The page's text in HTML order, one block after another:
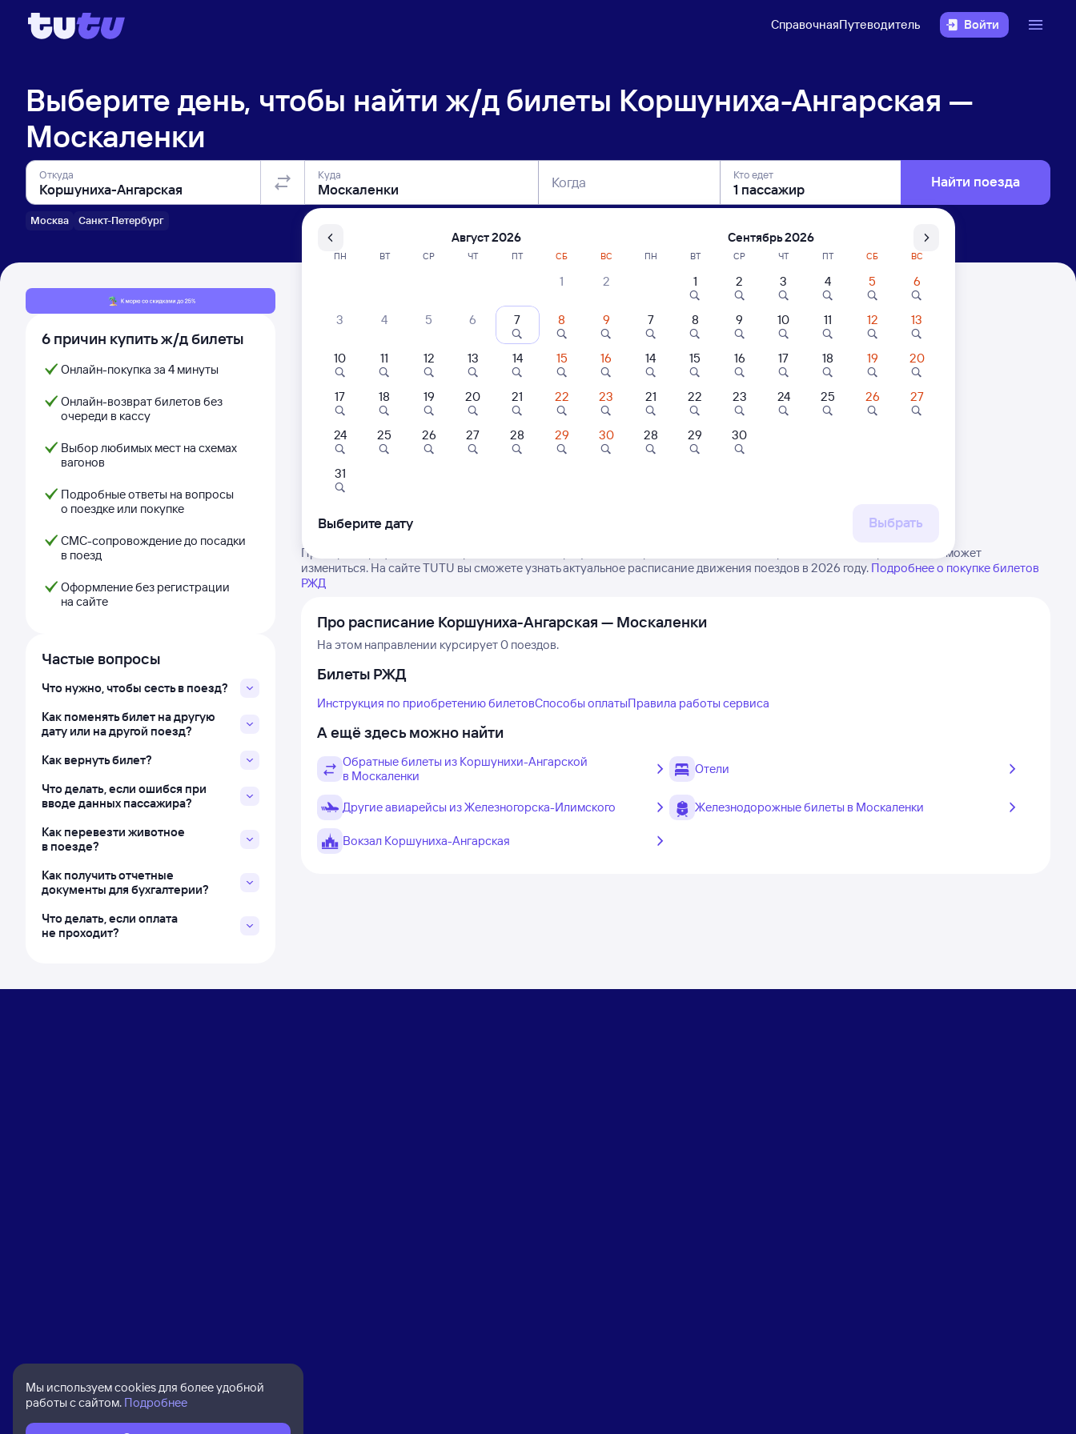
СправочнаяПутеводитель Войти
Выберите день, чтобы найти ж/д билеты Коршуниха-Ангарская —
Москаленки
Откуда
Москва Санкт-Петербург
Куда Когда Кто едет Найти поезда
6 причин купить ж/д билеты
Онлайн-покупка за 4 минуты
Онлайн-возврат билетов без
очереди в кассу
Выбор любимых мест на схемах
вагонов
Подробные ответы на вопросы
о поездке или покупке
СМС-сопровождение до посадки
в поезд
Оформление без регистрации
на сайте
Частые вопросы
Что нужно, чтобы сесть в поезд?
Как поменять билет на другую
дату или на другой поезд?
Как вернуть билет?
Что делать, если ошибся при
вводе данных пассажира?
Как перевезти животное
в поезде?
Как получить отчетные
документы для бухгалтерии?
Что делать, если оплата
не проходит?
Расписание поездов Коршуниха-Ангарская — Москаленки
Нет рейсов по этому маршруту
Проверьте график движения рейсов РЖД из Коршунихи-Ангарской в Москаленки. Обратите внимание, расписание может
измениться. На сайте TUTU вы сможете узнать актуальное расписание движения поездов в 2026 году. Подробнее о покупке билетов
РЖД
Про расписание Коршуниха-Ангарская — Москаленки
На этом направлении курсирует 0 поездов.
Билеты РЖД
Инструкция по приобретению билетовСпособы оплатыПравила работы сервиса
А ещё здесь можно найти
Обратные билеты из Коршунихи-Ангарской
в Москаленки
Отели
Другие авиарейсы из Железногорска-Илимского Железнодорожные билеты в Москаленки
Вокзал Коршуниха-Ангарская
Мы используем cookies для более удобной
работы с сайтом. Подробнее
Август 2026
ПН ВТ СР ЧТ ПТ СБ ВС
1 2
3 4 5 6 7 8 9
10 11 12 13 14 15 16
17 18 19 20 21 22 23
24 25 26 27 28 29 30
31
Сентябрь 2026
ПН ВТ СР ЧТ ПТ СБ ВС
1 2 3 4 5 6
7 8 9 10 11 12 13
14 15 16 17 18 19 20
21 22 23 24 25 26 27
28 29 30
Выберите дату Выбрать